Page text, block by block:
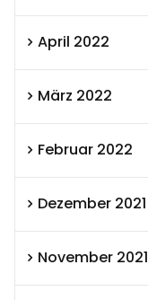
April 2022
März 2022
Februar 2022
Dezember 2021
November 2021